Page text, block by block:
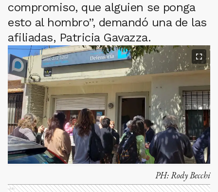
compromiso, que alguien se ponga
esto al hombro”, demandó una de las
afiliadas, Patricia Gavazza.
PH:Rody Becchi
Ads